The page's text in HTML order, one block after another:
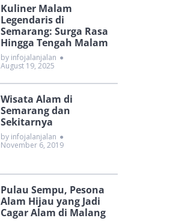
Kuliner Malam
Legendaris di
Semarang: Surga Rasa
Hingga Tengah Malam
by infojalanjalan ●
August 19, 2025
Wisata Alam di
Semarang dan
Sekitarnya
by infojalanjalan ●
November 6, 2019
Pulau Sempu, Pesona
Alam Hijau yang Jadi
Cagar Alam di Malang